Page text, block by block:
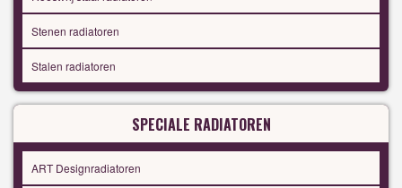
Stenen radiatoren
Stalen radiatoren
SPECIALE RADIATOREN
ART Designradiatoren